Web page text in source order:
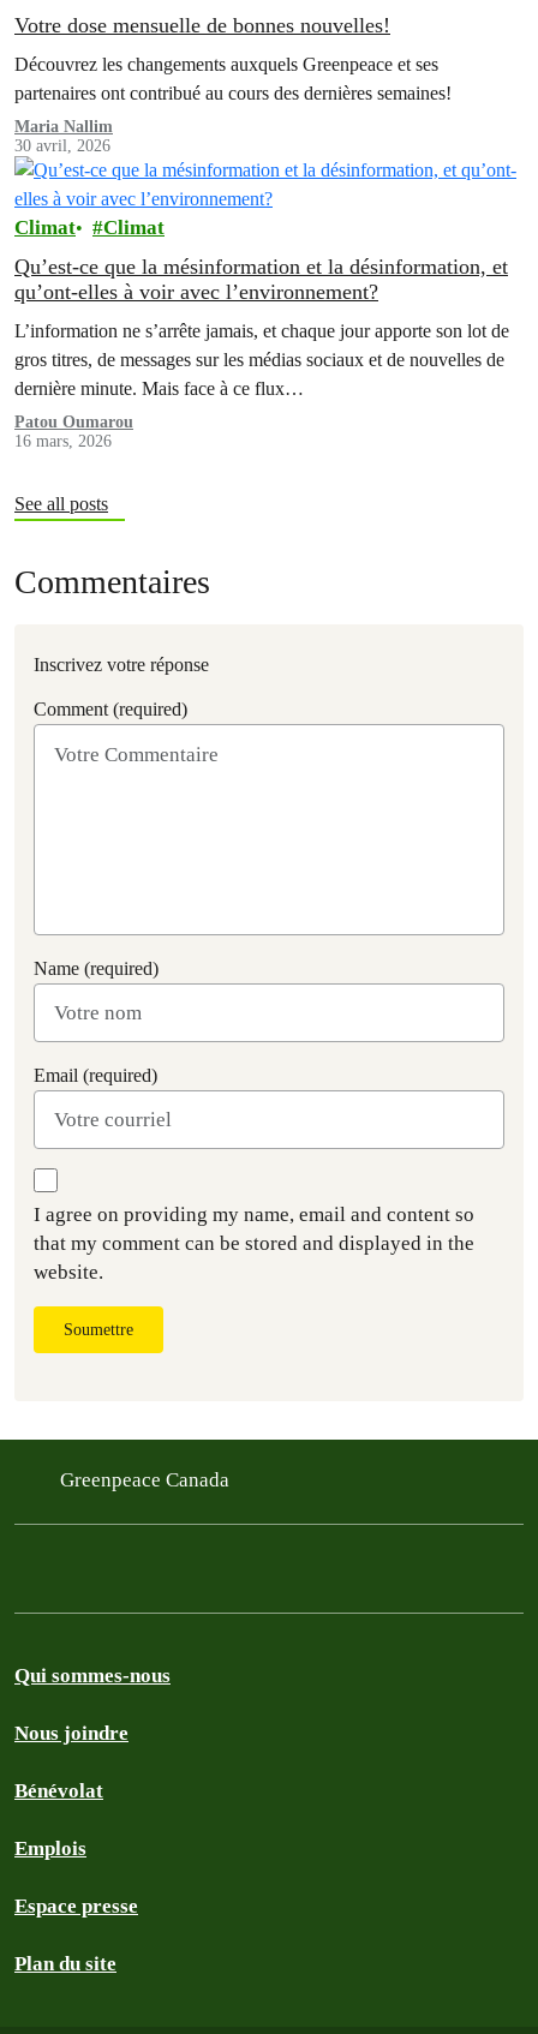
Votre dose mensuelle de bonnes nouvelles!
Découvrez les changements auxquels Greenpeace et ses
partenaires ont contribué au cours des dernières semaines!
Maria Nallim
30 avril, 2026
Climat Climat
Qu’est-ce que la mésinformation et la désinformation, et
qu’ont-elles à voir avec l’environnement?
L’information ne s’arrête jamais, et chaque jour apporte son lot de
gros titres, de messages sur les médias sociaux et de nouvelles de
dernière minute. Mais face à ce flux…
Patou Oumarou
16 mars, 2026
See all posts
Commentaires
Inscrivez votre réponse
Comment (required)
Name (required)
Email (required)
I agree on providing my name, email and content so
that my comment can be stored and displayed in the
website.
Soumettre
Greenpeace Canada
Qui sommes-nous
Nous joindre
Bénévolat
Emplois
Espace presse
Plan du site